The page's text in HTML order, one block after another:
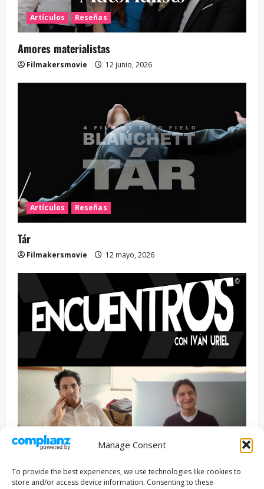
Manage Consent
To provide the best experiences, we use technologies like cookies to
store and/or access device information. Consenting to these
Artículos Reseñas
Amores materialistas
Filmakersmovie 12 junio, 2026
Artículos Reseñas
Tár
Filmakersmovie 12 mayo, 2026
Entrevista Series
ENCUENTROS CON IVÁN URIEL T3E22: JUAN PATRICIO